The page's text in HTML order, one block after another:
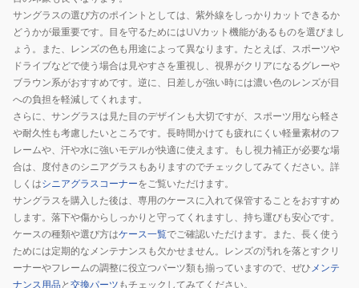
サングラスの選び方のポイントとしては、紫外線をしっかりカットできるか
どうかが最重要です。目を守るためにはUVカット機能があるものを選びまし
ょう。また、レンズの色も用途によって異なります。たとえば、スポーツや
ドライブなどで使う場合は見やすさを重視し、視界がクリアになるグレーや
ブラウン系がおすすめです。逆に、日差しが強い時には濃い色のレンズが目
への負担を軽減してくれます。
さらに、サングラスは見た目のデザインも大切ですが、スポーツ用なら軽さ
や耐久性も考慮したいところです。長時間かけても疲れにくい軽量素材のフ
レームや、汗や水に強いモデルが快適に使えます。もし視力補正が必要な場
合は、度付きのシニアグラスもありますのでチェックしてみてください。詳
しくはシニアグラスコーナーをご覧いただけます。
サングラスを購入した後は、専用のケースに入れて保管することをおすすめ
します。落下や傷からしっかりと守ってくれますし、持ち運びも安心です。
ケースの種類や選び方はケース一覧でご確認いただけます。また、長く使う
ためには定期的なメンテナンスも欠かせません。レンズの汚れを落とすクリ
ーナーやフレームの調整に役立つパーツ類も揃っていますので、ぜひ メンテ
ナンス用品と 交換パーツ もチェックしてみてください。